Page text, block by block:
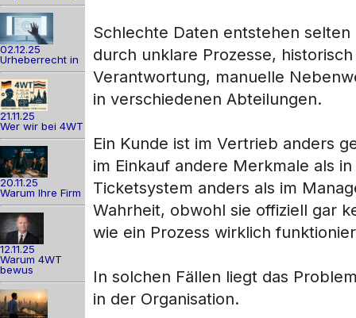
02.12.25
Urheberrecht in
21.11.25
Wer wir bei 4WT
20.11.25
Warum Ihre Firm
12.11.25
Warum 4WT
bewus
Schlechte Daten entstehen
durch unklare Prozesse,
Verantwortung, manuelle
in verschiedenen Abteilungen.
Ein Kunde ist im Vertrieb anders
im Einkauf andere Merkmale als
Ticketsystem anders als im
Wahrheit, obwohl sie offiziell gar
wie ein Prozess wirklich
In solchen Fällen liegt das
in der Organisation.